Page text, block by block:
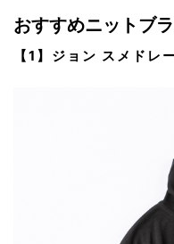
おすすめニットブ
【1】ジョン スメドレ